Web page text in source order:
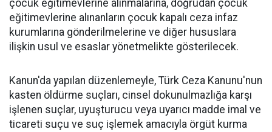
çocuk eğitimevlerine alınmalarına, doğrudan çocuk
eğitimevlerine alınanların çocuk kapalı ceza infaz
kurumlarına gönderilmelerine ve diğer hususlara
ilişkin usul ve esaslar yönetmelikte gösterilecek.
Kanun'da yapılan düzenlemeyle, Türk Ceza Kanunu'nun
kasten öldürme suçları, cinsel dokunulmazlığa karşı
işlenen suçlar, uyuşturucu veya uyarıcı madde imal ve
ticareti suçu ve suç işlemek amacıyla örgüt kurma